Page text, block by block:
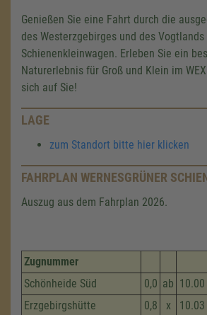
Genießen Sie eine Fahrt durch die
des Westerzgebirges und des
Schienenkleinwagen. Erleben Sie ein
Naturerlebnis für Groß und Klein im
sich auf Sie!
LAGE
zum Standort bitte hier klicken
FAHRPLAN WERNESGRÜNER
Auszug aus dem Fahrplan 2026.
Zugnummer
Schönheide Süd
0,0 ab 10.00
Erzgebirgshütte
0,8 x 10.03